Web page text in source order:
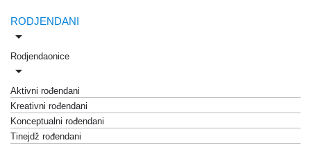
RODJENDANI
Rodjendaonice
Aktivni rođendani
Kreativni rođendani
Konceptualni rođendani
Tinejdž rođendani